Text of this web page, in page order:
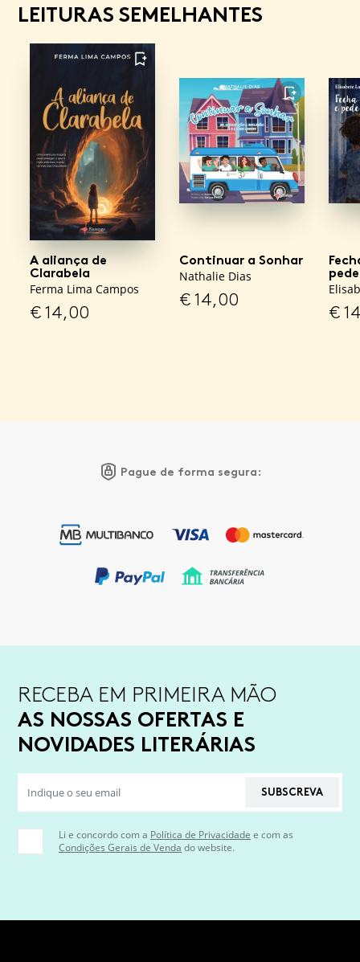
LEITURAS SEMELHANTES
FAVORITO
A aliança de
Clarabela
Ferma Lima Campos
€14,00
FAVORITO
Continuar a Sonhar
Nathalie Dias
€14,00
€
Pague de forma segura:
RECEBA EM PRIMEIRA MÃO
AS NOSSAS OFERTAS E
NOVIDADES LITERÁRIAS
SUBSCREVA
Li e concordo com a Política de Privacidade e com as
Condições Gerais de Venda do website.